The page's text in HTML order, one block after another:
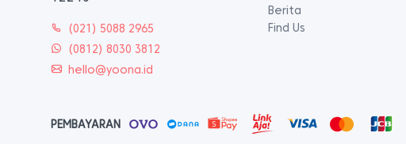
(021) 5088 2965
(0812) 8030 3812
hello@yoona.id
Berita
Find Us
PEMBAYARAN